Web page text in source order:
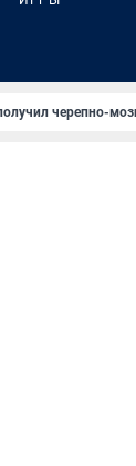
черепно-